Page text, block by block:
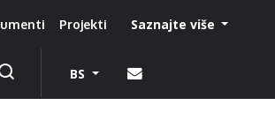
Projekti Saznajte više
BS